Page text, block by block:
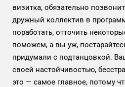
визитка, обязательно
дружный коллектив в
поработать, отточить
поможем, а вы уж,
придумали с подтанцовкой.
своей настойчивостью,
это — самое главное, потому